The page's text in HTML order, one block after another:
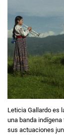
Leticia Gallardo es
una banda
sus actuaciones